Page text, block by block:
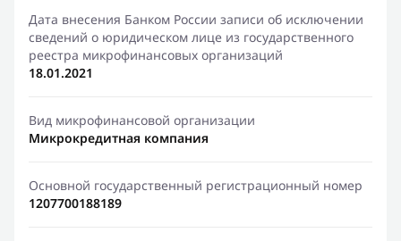
Дата внесения Банком России записи об исключении
сведений о юридическом лице из государственного
реестра микрофинансовых организаций
18.01.2021
Вид микрофинансовой организации
Микрокредитная компания
Основной государственный регистрационный номер
1207700188189